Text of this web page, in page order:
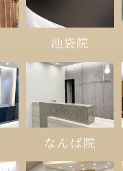
池袋院
なんば院